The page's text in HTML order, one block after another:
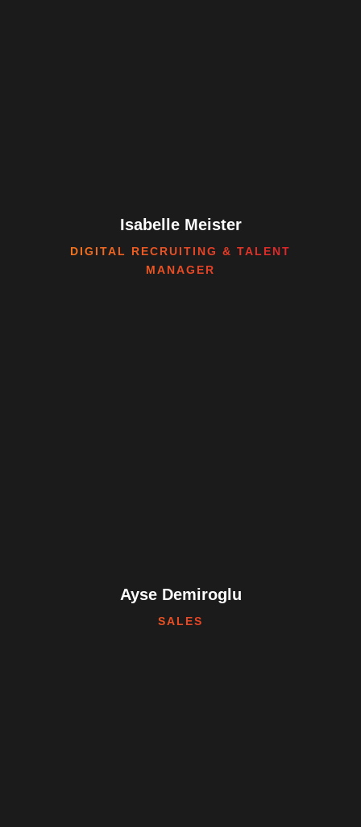
Isabelle Meister
DIGITAL RECRUITING & TALENT
MANAGER
Ayse Demiroglu
SALES